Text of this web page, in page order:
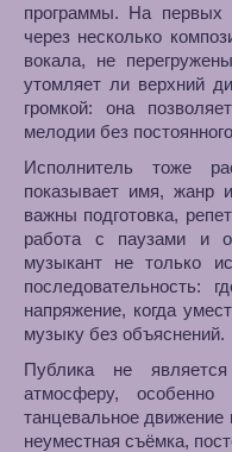
программы. На первых
через несколько
вокала, не
утомляет ли верхний
громкой: она
мелодии без
Исполнитель тоже
показывает имя, жанр
важны подготовка,
работа с паузами и
музыкант не только
последовательность:
напряжение, когда
музыку без объяснений.
Публика не
атмосферу,
танцевальное
неуместная съёмка,